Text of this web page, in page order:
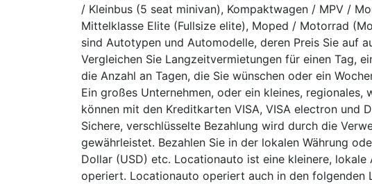
/ Kleinbus (5 seat minivan), Kompaktwagen / MPV /
Mittelklasse Elite (Fullsize elite), Moped / Motorrad
sind Autotypen und Automodelle, deren Preis Sie auf
Vergleichen Sie Langzeitvermietungen für einen Tag,
die Anzahl an Tagen, die Sie wünschen oder ein
Ein großes Unternehmen, oder ein kleines, regionales,
können mit den Kreditkarten VISA, VISA electron und
Sichere, verschlüsselte Bezahlung wird durch die
gewährleistet. Bezahlen Sie in der lokalen Währung
Dollar (USD) etc. Locationauto ist eine kleinere,
operiert. Locationauto operiert auch in den folgenden